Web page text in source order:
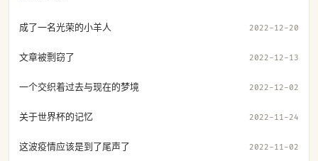
成了一名光荣的小羊人 2022-12-20
文章被剽窃了 2022-12-13
一个交织着过去与现在的梦境 2022-12-02
关于世界杯的记忆 2022-11-24
这波疫情应该是到了尾声了 2022-11-02